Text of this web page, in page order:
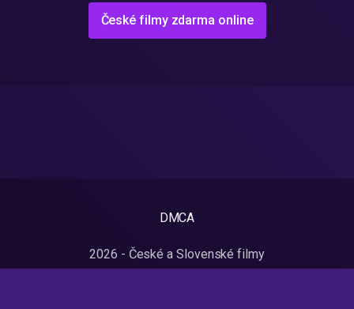
České filmy zdarma online
DMCA
2026 - České a Slovenské filmy